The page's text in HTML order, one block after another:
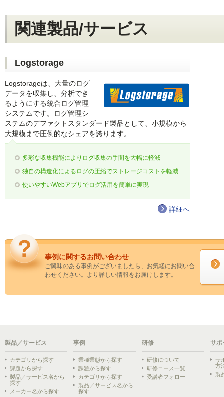
関連製品/サービス
Logstorage
Logstorageは、大量のログ
データを収集し、分析でき
るようにする統合ログ管理
システムです。ログ管理シ
ステムのデファクトスタンダード製品として、小規模から
大規模まで圧倒的なシェアを誇ります。
多彩な収集機能によりログ収集の手間を大幅に軽減
独自の構造化によるログの圧縮でストレージコストを軽減
使いやすいWebアプリでログ活用を簡単に実現
詳細へ
事例に関するお問い合わせ
ご興味のある事例がございましたら、お気軽にお問い合
わせください。より詳しい情報をお届けします。
製品／サービス
カテゴリから探す
課題から探す
製品／サービス名から
探す
メーカー名から探す
事例
業種業態から探す
課題から探す
カテゴリから探す
製品／サービス名から
探す
研修
研修について
研修コース一覧
受講者フォロー
サポ
サ
方
製